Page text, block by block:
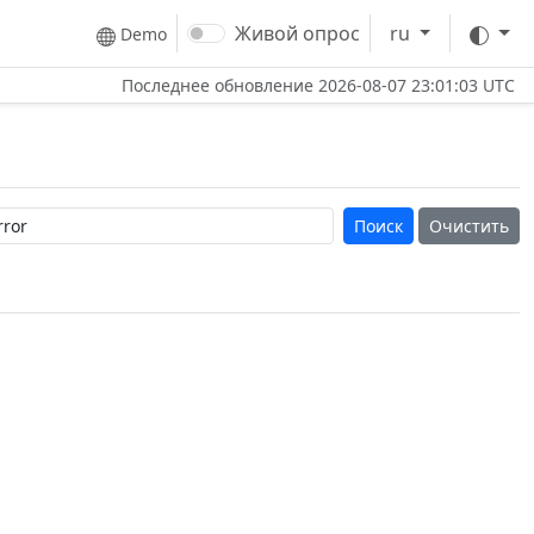
Demo Живой опрос ru
Последнее обновление 2026-08-07 23:01:03 UTC
Очистить